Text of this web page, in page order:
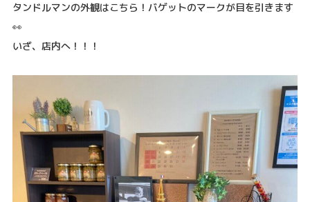
タンドルマンの外観はこちら！バゲットのマークが目を引きます
👀
いざ、店内へ！！！